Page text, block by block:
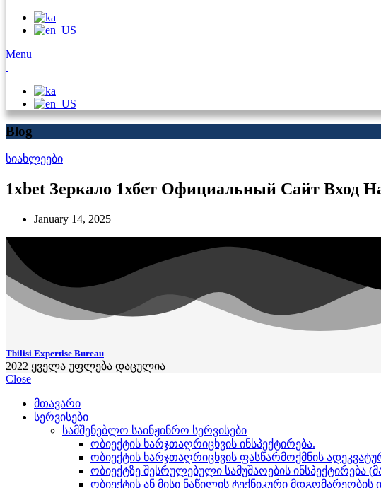
Menu
Blog
სიახლეები
1xbet Зеркало 1хбет Официальный Сайт Вход
January 14, 2025
Tbilisi Expertise Bureau
2022 ყველა უფლება დაცულია
Close
მთავარი
სერვისები
სამშენებლო საინჟინრო სერვისები
ობიექტის ხარჯთაღრიცხვის ინსპექტირება.
ობიექტის ხარჯთაღრიცხვის ფასწარმოქმნის
ობიექტზე შესრულებული სამუშაოების ინსპექტირება
ობიექტის ან მისი ნაწილის ტექნიკური მდგომარეობის